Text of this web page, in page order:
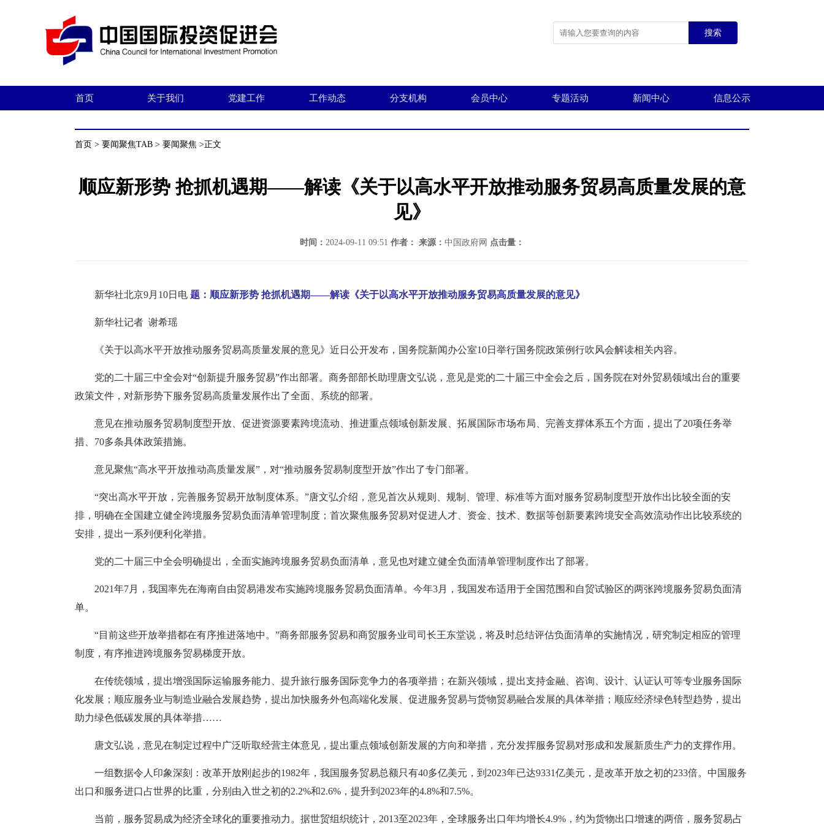
搜索
首页 关于我们 党建工作 工作动态 分支机构 会员中心 专题活动 新闻中心 信息公示
首页 > 要闻聚焦TAB > 要闻聚焦 >正文
顺应新形势 抢抓机遇期——解读《关于以高水平开放推动服务贸易高质量发展的意
见》
时间： 2024-09-11 09:51 作者： 来源： 中国政府网 点击量：
新华社北京9月10日电 题：顺应新形势 抢抓机遇期——解读《关于以高水平开放推动服务贸易高质量发展的意见》
新华社记者 谢希瑶
《关于以高水平开放推动服务贸易高质量发展的意见》近日公开发布，国务院新闻办公室10日举行国务院政策例行吹风会解读相关内容。
党的二十届三中全会对“创新提升服务贸易”作出部署。商务部部长助理唐文弘说，意见是党的二十届三中全会之后，国务院在对外贸易领域出台的重要
政策文件，对新形势下服务贸易高质量发展作出了全面、系统的部署。
意见在推动服务贸易制度型开放、促进资源要素跨境流动、推进重点领域创新发展、拓展国际市场布局、完善支撑体系五个方面，提出了20项任务举
措、70多条具体政策措施。
意见聚焦“高水平开放推动高质量发展”，对“推动服务贸易制度型开放”作出了专门部署。
“突出高水平开放，完善服务贸易开放制度体系。”唐文弘介绍，意见首次从规则、规制、管理、标准等方面对服务贸易制度型开放作出比较全面的安
排，明确在全国建立健全跨境服务贸易负面清单管理制度；首次聚焦服务贸易对促进人才、资金、技术、数据等创新要素跨境安全高效流动作出比较系统的
安排，提出一系列便利化举措。
党的二十届三中全会明确提出，全面实施跨境服务贸易负面清单，意见也对建立健全负面清单管理制度作出了部署。
2021年7月，我国率先在海南自由贸易港发布实施跨境服务贸易负面清单。今年3月，我国发布适用于全国范围和自贸试验区的两张跨境服务贸易负面清
单。
“目前这些开放举措都在有序推进落地中。”商务部服务贸易和商贸服务业司司长王东堂说，将及时总结评估负面清单的实施情况，研究制定相应的管理
制度，有序推进跨境服务贸易梯度开放。
在传统领域，提出增强国际运输服务能力、提升旅行服务国际竞争力的各项举措；在新兴领域，提出支持金融、咨询、设计、认证认可等专业服务国际
化发展；顺应服务业与制造业融合发展趋势，提出加快服务外包高端化发展、促进服务贸易与货物贸易融合发展的具体举措；顺应经济绿色转型趋势，提出
助力绿色低碳发展的具体举措……
唐文弘说，意见在制定过程中广泛听取经营主体意见，提出重点领域创新发展的方向和举措，充分发挥服务贸易对形成和发展新质生产力的支撑作用。
一组数据令人印象深刻：改革开放刚起步的1982年，我国服务贸易总额只有40多亿美元，到2023年已达9331亿美元，是改革开放之初的233倍。中国服务
出口和服务进口占世界的比重，分别由入世之初的2.2%和2.6%，提升到2023年的4.8%和7.5%。
当前，服务贸易成为经济全球化的重要推动力。据世贸组织统计，2013至2023年，全球服务出口年均增长4.9%，约为货物出口增速的两倍，服务贸易占